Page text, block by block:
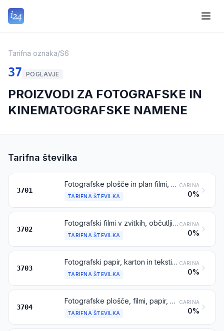
Tarifna oznaka/S6
37 POGLAVJE
PROIZVODI ZA FOTOGRAFSKE IN
KINEMATOGRAFSKE NAMENE
Tarifna številka
3701
Fotografske plošče in plan filmi, občutljivi za svetlobo, neosvetljeni, iz kakršnega koli materiala, razen iz papirja, kartona ali tekstila; plan filmi za trenutno (hitro) fotografijo, občutljivi na svetlobo, neosvetljeni, v kasetah ali brez njih
TARIFNA ŠTEVILKA
CARINA
0%
3702
Fotografski filmi v zvitkih, občutljivi na svetlobo, neosvetljeni, iz kakršnega koli materiala, razen iz papirja, kartona ali tekstila; filmi v zvitkih za trenutne (hitre) fotografije, občutljivi na svetlobo, neosvetljeni
TARIFNA ŠTEVILKA
CARINA
0%
3703
Fotografski papir, karton in tekstil, občutljivi na svetlobo, neosvetljeni
TARIFNA ŠTEVILKA
CARINA
0%
3704
Fotografske plošče, filmi, papir, karton in tekstil, osvetljeni, toda nerazviti
TARIFNA ŠTEVILKA
CARINA
0%